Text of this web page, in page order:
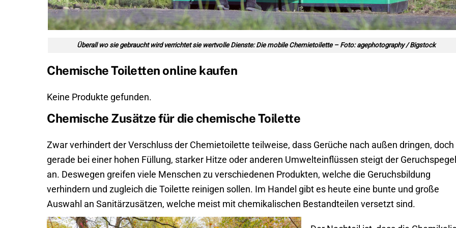
Überall wo sie gebraucht wird verrichtet sie wertvolle Dienste: Die mobile Chemietoilette – Foto: agephotography / Bigstock
Chemische Toiletten online kaufen
Keine Produkte gefunden.
Chemische Zusätze für die chemische Toilette
Zwar verhindert der Verschluss der Chemietoilette teilweise, dass Gerüche nach außen dringen, doch
gerade bei einer hohen Füllung, starker Hitze oder anderen Umwelteinflüssen steigt der Geruchspegel
an. Deswegen greifen viele Menschen zu verschiedenen Produkten, welche die Geruchsbildung
verhindern und zugleich die Toilette reinigen sollen. Im Handel gibt es heute eine bunte und große
Auswahl an Sanitärzusätzen, welche meist mit chemikalischen Bestandteilen versetzt sind.